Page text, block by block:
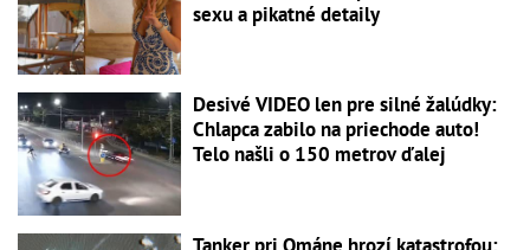
sexu a pikatné detaily
Desivé VIDEO len pre silné žalúdky:
Chlapca zabilo na priechode auto!
Telo našli o 150 metrov ďalej